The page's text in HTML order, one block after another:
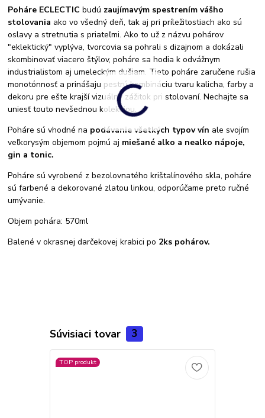
Poháre ECLECTIC budú zaujímavým spestrením vášho
stolovania ako vo všedný deň, tak aj pri príležitostiach ako sú
oslavy a stretnutia s priateľmi. Ako to už z názvu pohárov
"eklektický" vyplýva, tvorcovia sa pohrali s dizajnom a dokázali
skombinovať viacero štýlov, poháre sa hodia k odvážnym
industrialistom aj umeleckým dušiam. Tieto poháre zaručene rušia
monotónnosť a prinášaju pestrú kombináciu tvaru kalicha, farby a
dekoru pre ešte krajší vizuálny zážitok pri stolovaní. Nechajte sa
uniesť touto nevšednou kolekciou.
Poháre sú vhodné na podávanie všetkých typov vín ale svojím
veľkorysým objemom pojmú aj miešané alko a nealko nápoje,
gin a tonic.
Poháre sú vyrobené z bezolovnatého krištalínového skla, poháre
sú farbené a dekorované zlatou linkou, odporúčame preto ručné
umývanie.
Objem pohára: 570ml
Balené v okrasnej darčekovej krabici po 2ks pohárov.
Súvisiaci tovar 3
TOP produkt